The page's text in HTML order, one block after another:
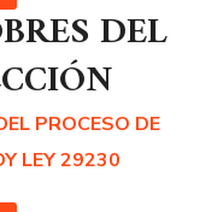
DEL
PROCESO DE
LEY 29230